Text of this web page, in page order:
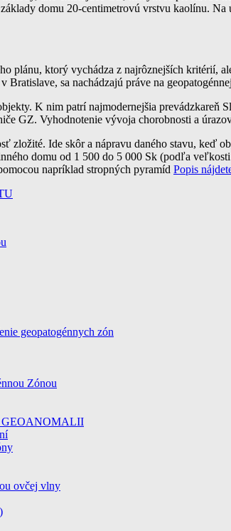
domu 20-centimetrovú vrstvu kaolínu.
plánu, ktorý vychádza z najrôznejších kritérií,
sa nachádzajú práve na
K nim patrí najmodernejšia
GZ. Vyhodnotenie vývoja chorobnosti a
zložité. Ide skôr a nápravu daného stavu, keď
domu od 1 500 do 5 000 Sk (podľa
napríklad stropných pyramíd Popis
geopatogennych zon
geopatogénnych zón
Zónou
GEOANOMALII
ovčej vlny